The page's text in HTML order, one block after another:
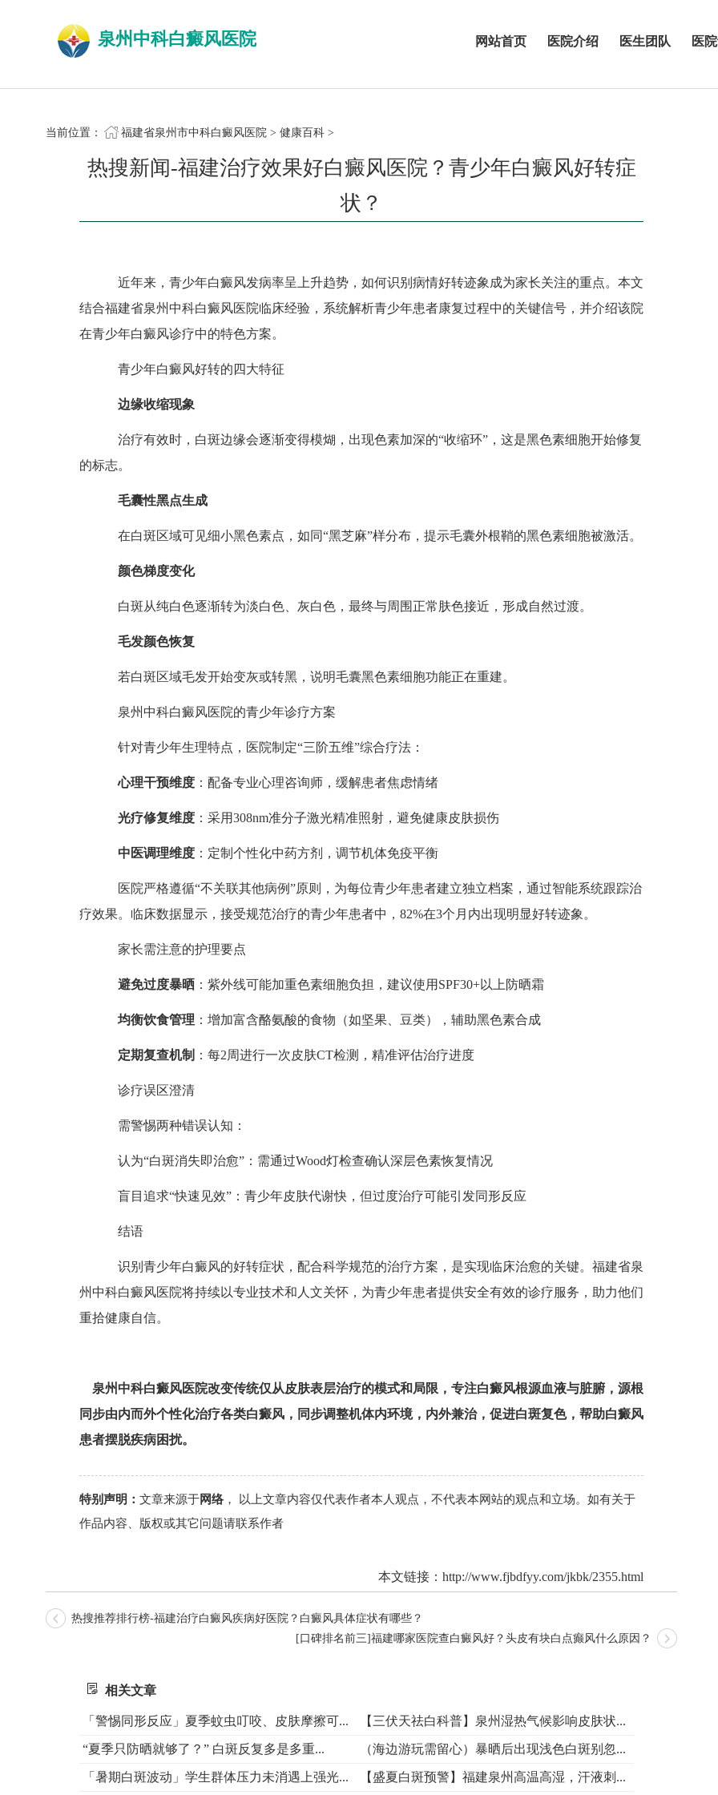
泉州中科白癜风医院 网站首页 医院介绍 医生团队 医
当前位置： 福建省泉州市中科白癜风医院 > 健康百科 >
热搜新闻-福建治疗效果好白癜风医院？青少年白癜风好转症
状？
近年来，青少年白癜风发病率呈上升趋势，如何识别病情好转迹象成为家长关注的重点。本文
结合福建省泉州中科白癜风医院临床经验，系统解析青少年患者康复过程中的关键信号，并介绍该院
在青少年白癜风诊疗中的特色方案。
青少年白癜风好转的四大特征
边缘收缩现象
治疗有效时，白斑边缘会逐渐变得模煳，出现色素加深的“收缩环”，这是黑色素细胞开始修复
的标志。
毛囊性黑点生成
在白斑区域可见细小黑色素点，如同“黑芝麻”样分布，提示毛囊外根鞘的黑色素细胞被激活。
颜色梯度变化
白斑从纯白色逐渐转为淡白色、灰白色，最终与周围正常肤色接近，形成自然过渡。
毛发颜色恢复
若白斑区域毛发开始变灰或转黑，说明毛囊黑色素细胞功能正在重建。
泉州中科白癜风医院的青少年诊疗方案
针对青少年生理特点，医院制定“三阶五维”综合疗法：
心理干预维度 ：配备专业心理咨询师，缓解患者焦虑情绪
光疗修复维度 ：采用308nm准分子激光精准照射，避免健康皮肤损伤
中医调理维度 ：定制个性化中药方剂，调节机体免疫平衡
医院严格遵循“不关联其他病例”原则，为每位青少年患者建立独立档案，通过智能系统跟踪治
疗效果。临床数据显示，接受规范治疗的青少年患者中，82%在3个月内出现明显好转迹象。
家长需注意的护理要点
避免过度暴晒 ：紫外线可能加重色素细胞负担，建议使用SPF30+以上防晒霜
均衡饮食管理 ：增加富含酪氨酸的食物（如坚果、豆类），辅助黑色素合成
定期复查机制 ：每2周进行一次皮肤CT检测，精准评估治疗进度
诊疗误区澄清
需警惕两种错误认知：
认为“白斑消失即治愈”：需通过Wood灯检查确认深层色素恢复情况
盲目追求“快速见效”：青少年皮肤代谢快，但过度治疗可能引发同形反应
结语
识别青少年白癜风的好转症状，配合科学规范的治疗方案，是实现临床治愈的关键。福建省泉
州中科白癜风医院将持续以专业技术和人文关怀，为青少年患者提供安全有效的诊疗服务，助力他们
重拾健康自信。
泉州中科白癜风医院改变传统仅从皮肤表层治疗的模式和局限，专注白癜风根源血液与脏腑，源根
同步由内而外个性化治疗各类白癜风，同步调整机体内环境，内外兼治，促进白斑复色，帮助白癜风
患者摆脱疾病困扰。
特别声明： 文章来源于网络， 以上文章内容仅代表作者本人观点，不代表本网站的观点和立场。如有关于
作品内容、版权或其它问题请联系作者
本文链接： http://www.fjbdfyy.com/jkbk/2355.html
热搜推荐排行榜-福建治疗白癜风疾病好医院？白癜风具体症状有哪些？
[口碑排名前三]福建哪家医院查白癜风好？头皮有块白点癫风什么原因？
相关文章
「警惕同形反应」夏季蚊虫叮咬、皮肤摩擦可... 【三伏天祛白科普】泉州湿热气候影响皮肤状...
“夏季只防晒就够了？” 白斑反复多是多重... （海边游玩需留心）暴晒后出现浅色白斑别忽...
「暑期白斑波动」学生群体压力未消遇上强光... 【盛夏白斑预警】福建泉州高温高湿，汗液刺...